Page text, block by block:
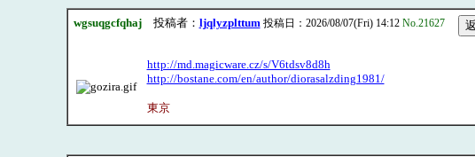
wgsuqgcfqhaj投稿者： ljqlyzplttum 投稿日：2026/08/07(Fri) 14:12 No.21627
http://md.magicware.cz/s/V6tdsv8d8h
http://bostane.com/en/author/diorasalzding1981/
東京